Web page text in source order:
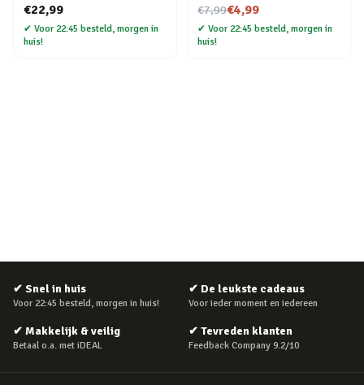
€22,99
✔ Voor 22:45 besteld, morgen in
huis!
€7,99
Nu voor€4,99
✔ Voor 22:45 besteld, morgen in
huis!
✔ Snel in huis
Voor 22:45 besteld, morgen in huis!
✔ De leukste cadeaus
Voor ieder moment en iedereen
✔ Makkelijk & veilig
Betaal o.a. met iDEAL
✔ Tevreden klanten
Feedback Company 9.2/10